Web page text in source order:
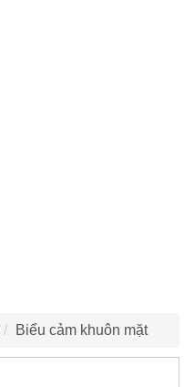
Biểu cảm khuôn mặt